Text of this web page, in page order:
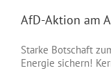
AfD-Aktion am
Starke Botschaft
Energie sichern!